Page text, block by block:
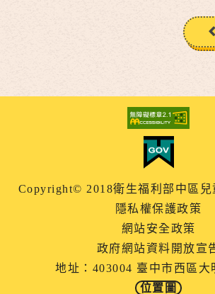
Copyright© 2018衛生福利部中區兒
隱私權保護政策
網站安全政策
政府網站資料開放宣
地址：403004 臺中市西區大
位置圖